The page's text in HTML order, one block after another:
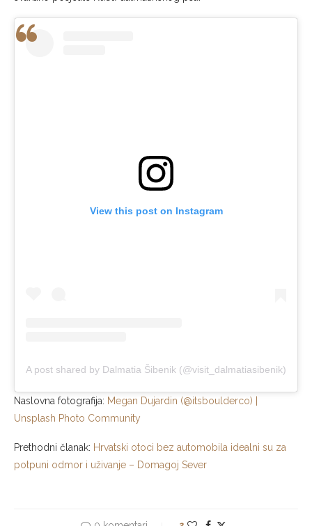
View this post on Instagram
A post shared by Dalmatia Šibenik (@visit_dalmatiasibenik)
Naslovna fotografija: Megan Dujardin (@itsboulderco) |
Unsplash Photo Community
Prethodni članak: Hrvatski otoci bez automobila idealni su za
potpuni odmor i uživanje – Domagoj Sever